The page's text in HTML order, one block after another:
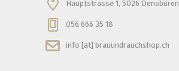
Hauptstrasse 1, 5026 Densbüren
056 666 35 18
info [at] brauundrauchshop.ch